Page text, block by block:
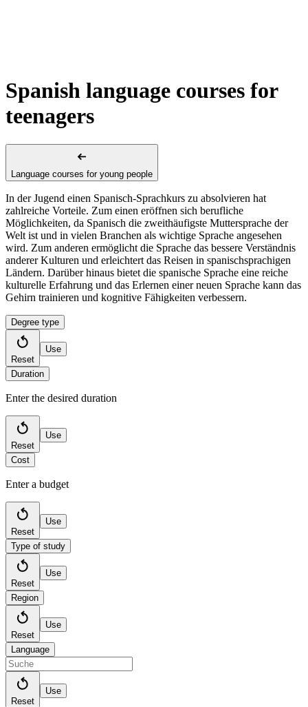
Spanish language courses for
teenagers
Language courses for young people
In der Jugend einen Spanisch-Sprachkurs zu absolvieren hat
zahlreiche Vorteile. Zum einen eröffnen sich berufliche
Möglichkeiten, da Spanisch die zweithäufigste Muttersprache der
Welt ist und in vielen Branchen als wichtige Sprache angesehen
wird. Zum anderen ermöglicht die Sprache das bessere Verständnis
anderer Kulturen und erleichtert das Reisen in spanischsprachigen
Ländern. Darüber hinaus bietet die spanische Sprache eine reiche
kulturelle Erfahrung und das Erlernen einer neuen Sprache kann das
Gehirn trainieren und kognitive Fähigkeiten verbessern.
Degree type
Reset
Use
Duration
Enter the desired duration
Reset
Use
Cost
Enter a budget
Reset
Use
Type of study
Reset
Use
Region
Reset
Use
Language
Reset
Use